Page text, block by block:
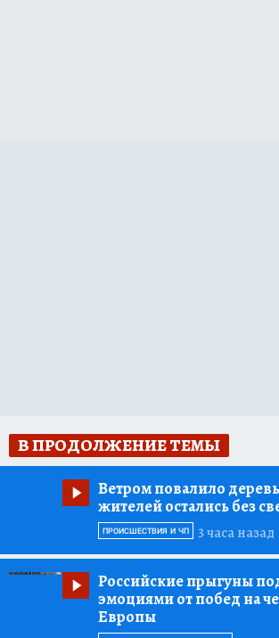
В ПРОДОЛЖЕНИЕ ТЕМЫ
Ветром повалило
жителей остались без
3 часа назад
ПРОИСШЕСТВИЯ И ЧП
Российские прыгуны
эмоциями от побед на
Европы